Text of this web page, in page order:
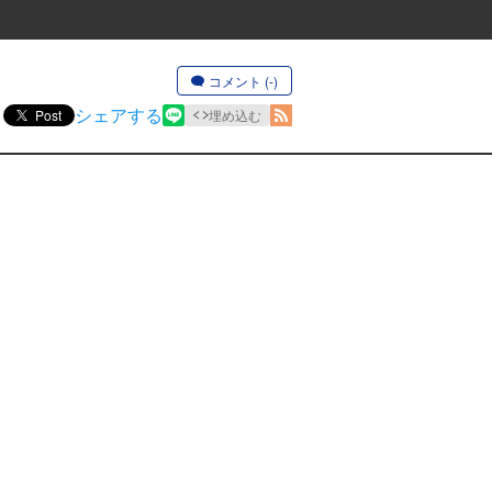
コメント (-)
Post シェアする 埋め込む